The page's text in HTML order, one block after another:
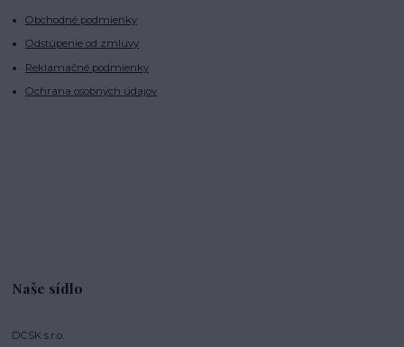
Obchodné podmienky
Odstúpenie od zmluvy
Reklamačné podmienky
Ochrana osobných údajov
Naše sídlo
DCSK s.r.o.